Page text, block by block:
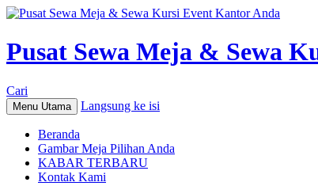
Pusat Sewa Meja & Sewa
Cari
Menu Utama Langsung ke isi
Beranda
Gambar Meja Pilihan Anda
KABAR TERBARU
Kontak Kami